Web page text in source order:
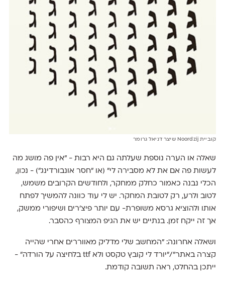
קוביית Noordzij שיצר דניאל גרומר
שאלה או הערה נוספת שעלתה גם היא רבות - ״אין פה מושג מה
לעשות פה אם את לא מסבירה לי״ (או ״חסר אונבורדינג״) - נכון,
הכלי נבנה כאמור כחלק ממחקר, ולחודשים הקרובים משמש,
לטוב ולרע, רק לטובת המחקר. יש לי עוד כוונה להמשיך לפתח
אותו ולהוציא גרסא משופרת- עם יותר פיצ׳רים ושיפורי ממשק,
אך זה ייקח זמן. בנתיים יש את הגיפ המצורף כהסבר.
ושאלה אחרונה: ״המחשב שלי מדליק מאווררים אחרי שהייה
קצרה באתר״/״יורד לי קובץ טקסט ולא ttf בלחיצה על הורדה״ -
ייתכן בהחלט, ראה תשובה קודמת.